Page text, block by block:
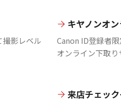
撮影レベル
キヤノンオ
Canon ID登録者
オンライン下取り
来店チェッ